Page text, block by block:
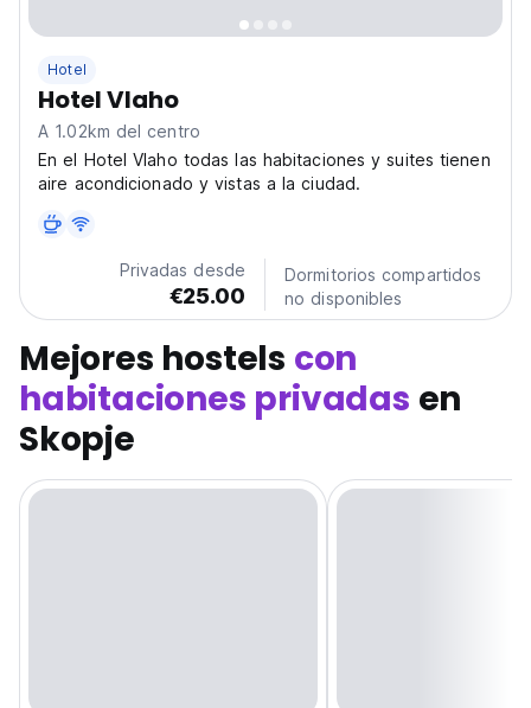
Hotel
Hotel Vlaho
A 1.02km del centro
En el Hotel Vlaho todas las habitaciones y suites tienen
aire acondicionado y vistas a la ciudad.
Privadas desde
€25.00
Dormitorios compartidos
no disponibles
Mejores hostels con
habitaciones privadas en
Skopje